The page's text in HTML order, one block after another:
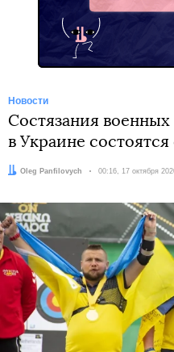
Новости
Состязания
в Украине
Автор:
Oleg Panfilovych Дата:
00:16, 17 октября